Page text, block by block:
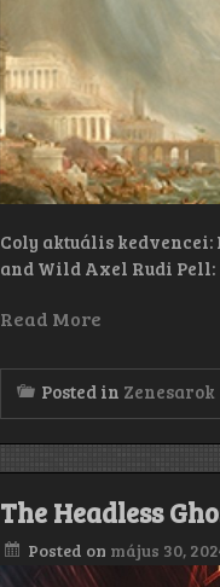
Coly aktuális kedvencei:
and Wild Axel Rudi Pell:
Read More
Posted in Zenesarok
The Headless
Posted on május 30,